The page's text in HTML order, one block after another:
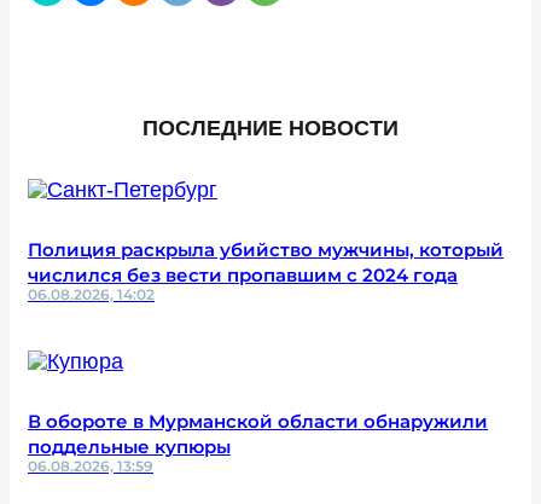
ПОСЛЕДНИЕ НОВОСТИ
Полиция раскрыла убийство мужчины, который
числился без вести пропавшим с 2024 года
06.08.2026, 14:02
В обороте в Мурманской области обнаружили
поддельные купюры
06.08.2026, 13:59